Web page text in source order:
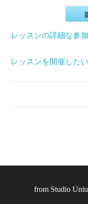
レッスンの詳細な参
レッスンを開催した
from Studio